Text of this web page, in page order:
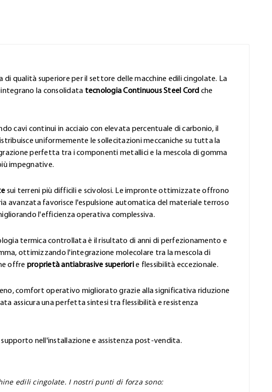
di qualità superiore per il settore delle macchine edili cingolate. La
integrano la consolidata tecnologia Continuous Steel Cord che
cavi continui in acciaio con elevata percentuale di carbonio, il
uniformemente le sollecitazioni meccaniche su tutta la
perfetta tra i componenti metallici e la mescola di gomma
impegnative.
sui terreni più difficili e scivolosi. Le impronte ottimizzate offrono
avanzata favorisce l'espulsione automatica del materiale terroso
l'efficienza operativa complessiva.
termica controllata è il risultato di anni di perfezionamento e
ottimizzando l'integrazione molecolare tra la mescola di
offre proprietà antiabrasive superiorie flessibilità eccezionale.
comfort operativo migliorato grazie alla significativa riduzione
assicura una perfetta sintesi tra flessibilità e resistenza
nell'installazione e assistenza post-vendita.
edili cingolate. I nostri punti di forza sono: